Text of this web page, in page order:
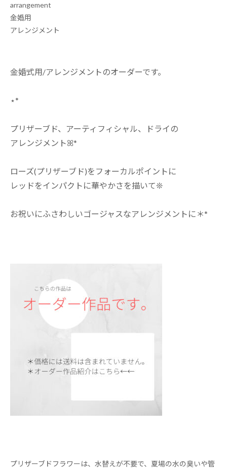
arrangement
金婚用
アレンジメント
金婚式用/アレンジメントのオーダーです。
⋆*
プリザーブド、アーティフィシャル、ドライの
アレンジメントꕤ*
ローズ(プリザーブド)をフォーカルポイントに
レッドをインパクトに華やかさを描いて❊
お祝いにふさわしいゴージャスなアレンジメントに＊*
プリザーブドフラワーは、水替えが不要で、夏場の水の臭いや管